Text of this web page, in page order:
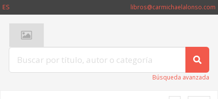
ES libros@carmichaelalonso.com
Búsqueda avanzada